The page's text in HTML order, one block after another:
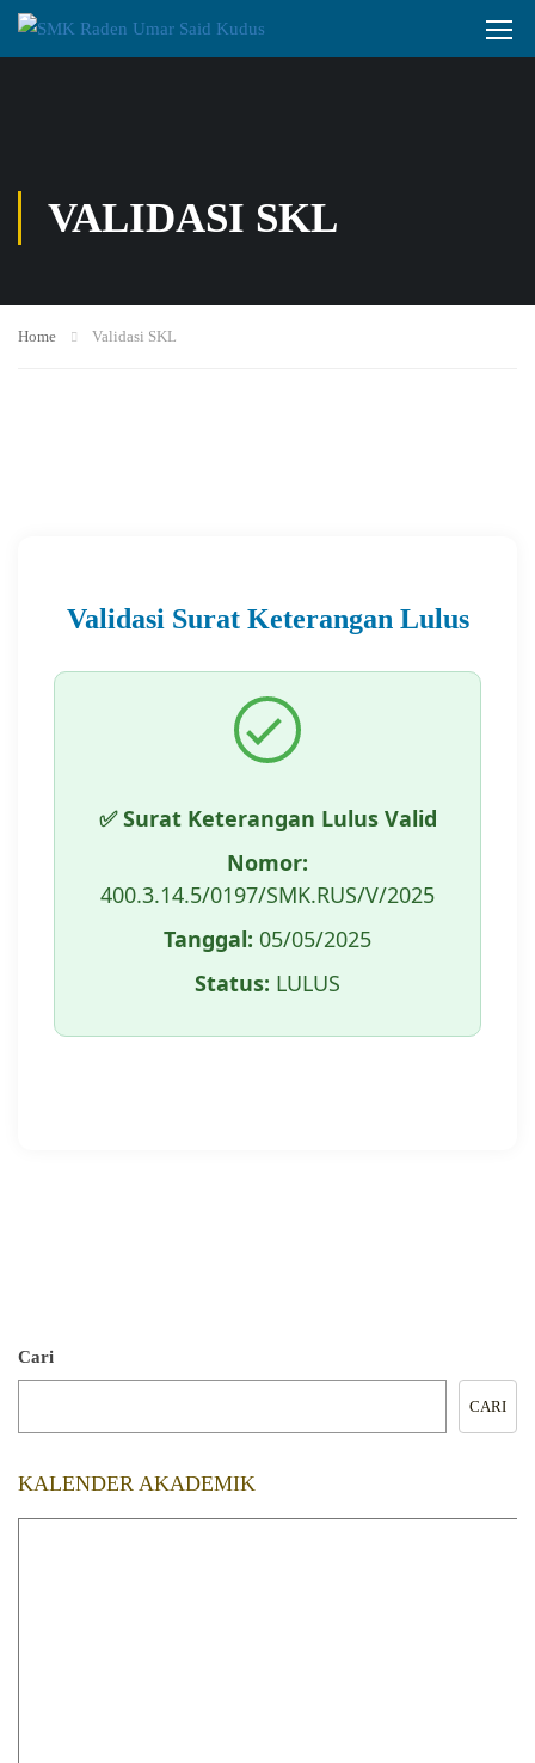
VALIDASI SKL
Home Validasi SKL
Validasi Surat Keterangan Lulus
✅ Surat Keterangan Lulus Valid
Nomor:
400.3.14.5/0197/SMK.RUS/V/2025
Tanggal: 05/05/2025
Status: LULUS
Cari
CARI
KALENDER AKADEMIK